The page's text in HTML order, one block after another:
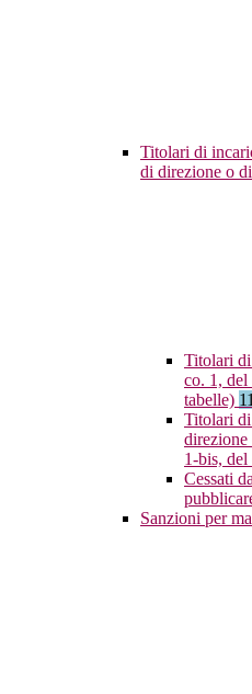
Titolari di
di direzione o
Titolari
co. 1, del
tabelle) 11
Titolari
1-bis,
Cessati
Sanzioni per